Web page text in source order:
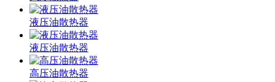
液压油散热器
液压油散热器
高压油散热器